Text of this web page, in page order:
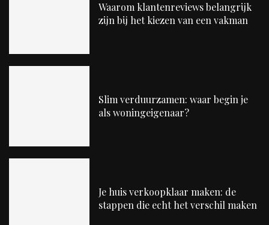
Waarom klantenreviews belangrijk
zijn bij het kiezen van een vakman
Slim verduurzamen: waar begin je
als woningeigenaar?
Je huis verkoopklaar maken: de
stappen die echt het verschil maken